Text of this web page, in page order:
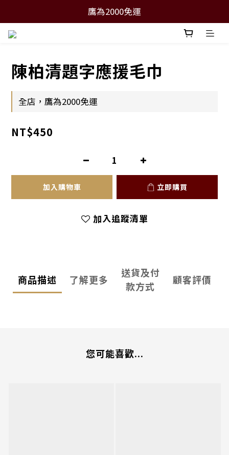
鷹為2000免運
陳柏清題字應援毛巾
全店，鷹為2000免運
NT$450
加入購物車 立即購買
加入追蹤清單
商品描述 了解更多
送貨及付
款方式
顧客評價
您可能喜歡...